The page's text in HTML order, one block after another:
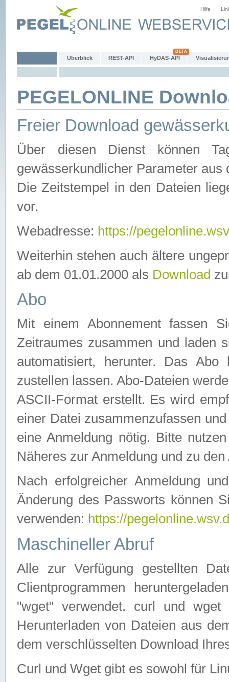
Hilfe
Überblick REST-API HyDAS-API
PEGELONLINE
Freier Download
Über diesen Dienst können
gewässerkundlicher Parameter aus
Die Zeitstempel in den Dateien
vor.
Webadresse: https://
Weiterhin stehen auch ältere
ab dem 01.01.2000 als Download
Abo
Mit einem Abonnement fassen
Zeitraumes zusammen und laden
automatisiert, herunter. Das
zustellen lassen. Abo-Dateien
ASCII-Format erstellt. Es wird
einer Datei zusammenzufassen
eine Anmeldung nötig. Bitte
Näheres zur Anmeldung und zu
Nach erfolgreicher Anmeldung
Änderung des Passworts können
verwenden: https://
Maschineller Abruf
Alle zur Verfügung gestellten
Clientprogrammen
"wget" verwendet. curl und wget
Herunterladen von Dateien aus
dem verschlüsselten Download
Curl und Wget gibt es sowohl für